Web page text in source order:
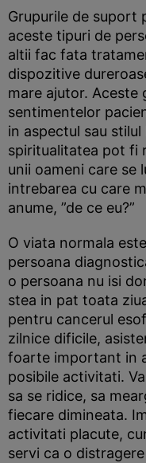
Grupurile de suport
aceste tipuri de
altii fac fata
dispozitive
mare ajutor. Aceste
sentimentelor
in aspectul sau
spiritualitatea pot fi
unii oameni care se
intrebarea cu care
anume, ”de ce eu?”
O viata normala
persoana
o persoana nu isi
stea in pat toata
pentru cancerul
zilnice dificile,
foarte important in
posibile activitati.
sa se ridice, sa
fiecare dimineata.
activitati placute,
servi ca o